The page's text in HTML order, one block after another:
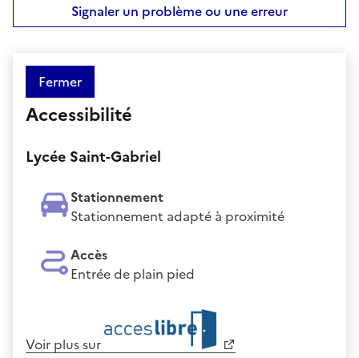
Signaler un problème ou une erreur
Fermer
Accessibilité
Lycée Saint-Gabriel
Stationnement
Stationnement adapté à proximité
Accès
Entrée de plain pied
Voir plus sur